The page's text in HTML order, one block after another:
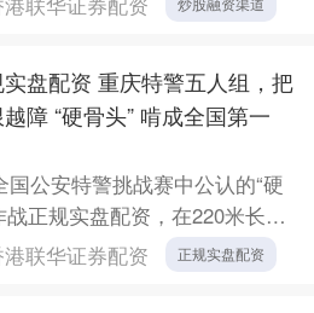
盘配资 重庆特警五人组，把
障 “硬骨头” 啃成全国第一
公安特警挑战赛中公认的“硬
正规实盘配资，在220米长的
全程下来，心肺几近炸裂，双
港联华证券配资 正规实盘配资